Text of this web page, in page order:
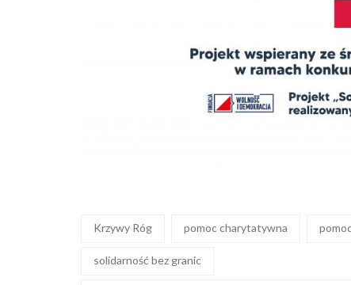
Krzywy Róg pomoc charytatywna
solidarność bez granic